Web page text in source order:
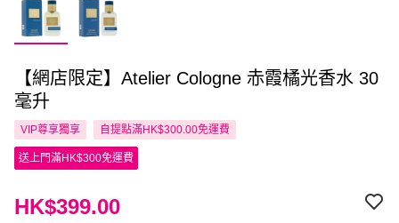
【網店限定】Atelier Cologne 赤霞橘光香水 30
毫升
VIP尊享獨享 自提點滿HK$300.00免運費
送上門滿HK$300免運費
HK$399.00